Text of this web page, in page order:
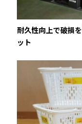
耐久性向上で破損
ット